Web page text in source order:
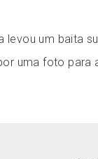
levou um baita
uma foto para